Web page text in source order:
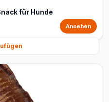
für Hunde
Ansehen